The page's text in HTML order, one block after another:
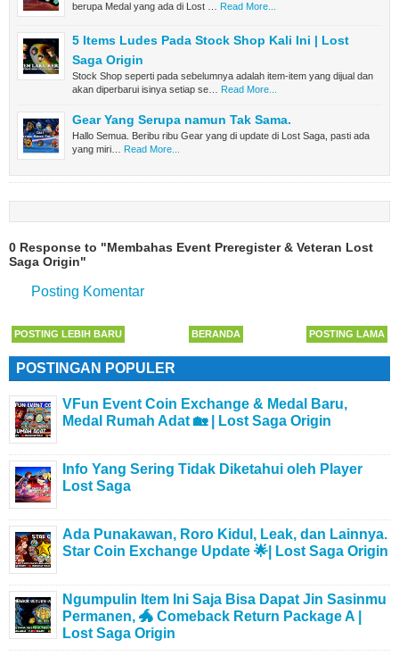
berupa Medal yang ada di Lost …
Read More...
5 Items Ludes Pada Stock Shop Kali Ini | Lost
Saga Origin
Stock Shop seperti pada sebelumnya adalah item-item yang dijual dan
akan diperbarui isinya setiap se…
Read More...
Gear Yang Serupa namun Tak Sama.
Hallo Semua. Beribu ribu Gear yang di update di Lost Saga, pasti ada
yang miri…
Read More...
0 Response to "Membahas Event Preregister & Veteran Lost
Saga Origin"
Posting Komentar
POSTING LEBIH BARU POSTING LAMA
BERANDA
POSTINGAN POPULER
VFun Event Coin Exchange & Medal Baru,
Medal Rumah Adat 🏡 | Lost Saga Origin
Info Yang Sering Tidak Diketahui oleh Player
Lost Saga
Ada Punakawan, Roro Kidul, Leak, dan Lainnya.
Star Coin Exchange Update 🌟| Lost Saga Origin
Ngumpulin Item Ini Saja Bisa Dapat Jin Sasinmu
Permanen, 🐲 Comeback Return Package A |
Lost Saga Origin